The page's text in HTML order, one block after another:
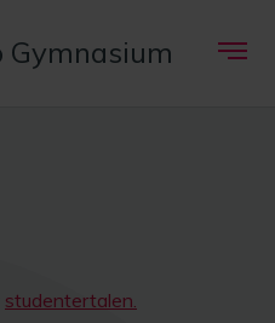
Gymnasium
studentertalen.